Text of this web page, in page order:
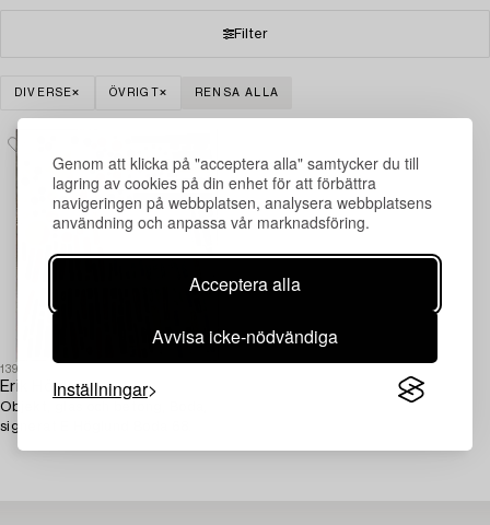
Genom att klicka på "acceptera alla" samtycker du till
lagring av cookies på din enhet för att förbättra
navigeringen på webbplatsen, analysera webbplatsens
användning och anpassa vår marknadsföring.
Acceptera alla
Avvisa icke-nödvändiga
Inställningar
Filter
DIVERSE ÖVRIGT RENSA ALLA
1393754
Erik Höglund
Objekt, glas och betong, Boda,
signerat E Höglund Boda 68.